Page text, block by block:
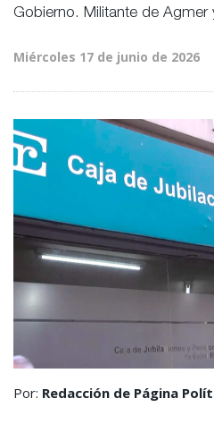
Gobierno. Militante de Agmer
Miércoles 17 de junio de 2026
Por: Redacción de Página